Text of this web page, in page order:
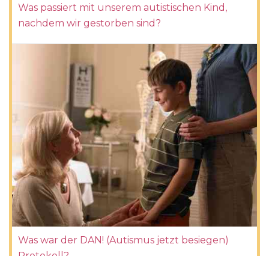
Was passiert mit unserem autistischen Kind,
nachdem wir gestorben sind?
Was war der DAN! (Autismus jetzt besiegen)